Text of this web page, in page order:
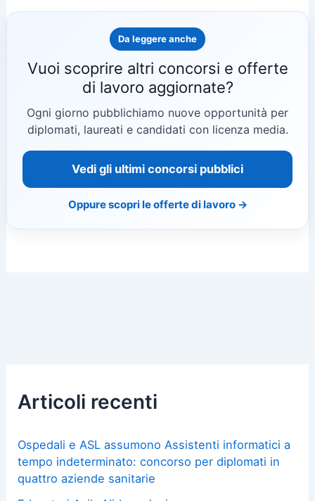
Da leggere anche
Vuoi scoprire altri concorsi e offerte
di lavoro aggiornate?
Ogni giorno pubblichiamo nuove opportunità per
diplomati, laureati e candidati con licenza media.
Vedi gli ultimi concorsi pubblici
Oppure scopri le offerte di lavoro →
Articoli recenti
Ospedali e ASL assumono Assistenti informatici a
tempo indeterminato: concorso per diplomati in
quattro aziende sanitarie